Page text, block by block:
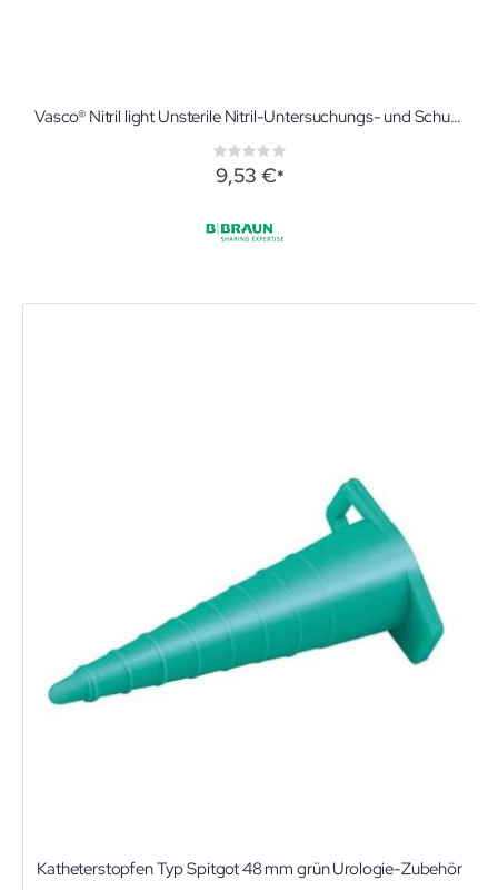
Vasco® Nitril light Unsterile Nitril-Untersuchungs- und Schutzhandschuhe
Rating:
0%
9,53 €
Katheterstopfen Typ Spitgot 48 mm grün Urologie-Zubehör